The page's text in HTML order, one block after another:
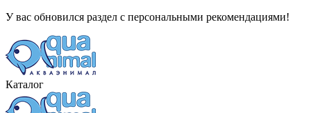
У вас обновился раздел с персональными рекомендациями!
Каталог